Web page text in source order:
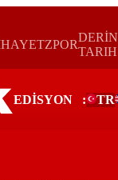
ZPOR
DERİN
TARIH
EDİSYON : TR